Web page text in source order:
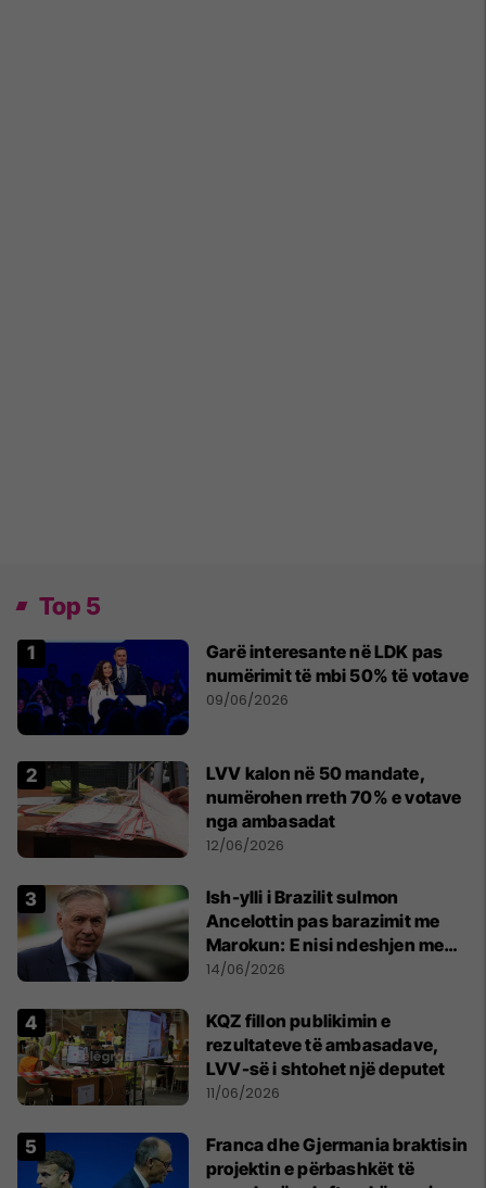
Top 5
Garë interesante në LDK pas
numërimit të mbi 50% të votave
09/06/2026
LVV kalon në 50 mandate,
numërohen rreth 70% e votave
nga ambasadat
12/06/2026
Ish-ylli i Brazilit sulmon
Ancelottin pas barazimit me
Marokun: E nisi ndeshjen me
formacionin e gabuar
14/06/2026
KQZ fillon publikimin e
rezultateve të ambasadave,
LVV-së i shtohet një deputet
11/06/2026
Franca dhe Gjermania braktisin
projektin e përbashkët të